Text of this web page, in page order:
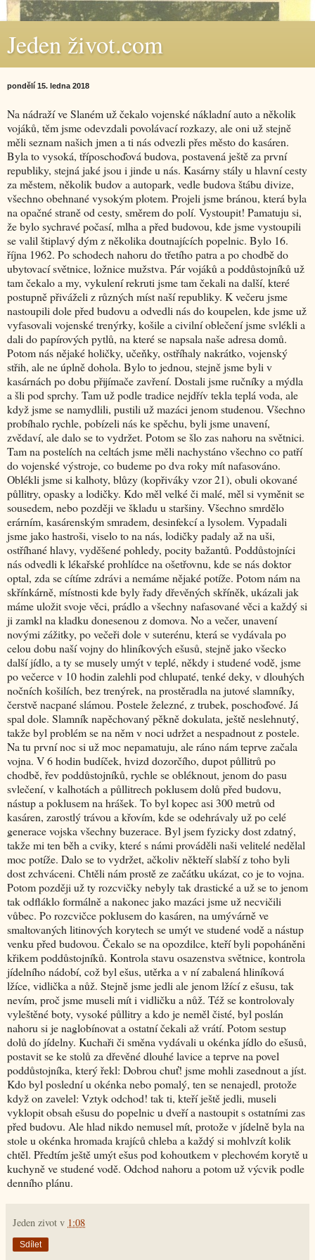
Jeden život.com
pondělí 15. ledna 2018
Na nádraží ve Slaném už čekalo vojenské nákladní auto a několik
vojáků, těm jsme odevzdali povolávací rozkazy, ale oni už stejně
měli seznam našich jmen a ti nás odvezli přes město do kasáren.
Byla to vysoká, tříposchoďová budova, postavená ještě za první
republiky, stejná jaké jsou i jinde u nás. Kasárny stály u hlavní cesty
za městem, několik budov a autopark, vedle budova štábu divize,
všechno obehnané vysokým plotem. Projeli jsme bránou, která byla
na opačné straně od cesty, směrem do polí. Vystoupit! Pamatuju si,
že bylo sychravé počasí, mlha a před budovou, kde jsme vystoupili
se valil štiplavý dým z několika doutnajících popelnic. Bylo 16.
října 1962. Po schodech nahoru do třetího patra a po chodbě do
ubytovací světnice, ložnice mužstva. Pár vojáků a poddůstojníků už
tam čekalo a my, vykulení rekruti jsme tam čekali na další, které
postupně přiváželi z různých míst naší republiky. K večeru jsme
nastoupili dole před budovu a odvedli nás do koupelen, kde jsme už
vyfasovali vojenské trenýrky, košile a civilní oblečení jsme svlékli a
dali do papírových pytlů, na které se napsala naše adresa domů.
Potom nás nějaké holičky, učeňky, ostříhaly nakrátko, vojenský
střih, ale ne úplně dohola. Bylo to jednou, stejně jsme byli v
kasárnách po dobu přijímače zavření. Dostali jsme ručníky a mýdla
a šli pod sprchy. Tam už podle tradice nejdřív tekla teplá voda, ale
když jsme se namydlili, pustili už mazáci jenom studenou. Všechno
probíhalo rychle, pobízeli nás ke spěchu, byli jsme unavení,
zvědaví, ale dalo se to vydržet. Potom se šlo zas nahoru na světnici.
Tam na postelích na celtách jsme měli nachystáno všechno co patří
do vojenské výstroje, co budeme po dva roky mít nafasováno.
Oblékli jsme si kalhoty, blůzy (kopřiváky vzor 21), obuli okované
půllitry, opasky a lodičky. Kdo měl velké či malé, měl si vyměnit se
sousedem, nebo později ve škladu u staršiny. Všechno smrdělo
erárním, kasárenským smradem, desinfekcí a lysolem. Vypadali
jsme jako hastroši, viselo to na nás, lodičky padaly až na uši,
ostříhané hlavy, vyděšené pohledy, pocity bažantů. Poddůstojníci
nás odvedli k lékařské prohlídce na ošetřovnu, kde se nás doktor
optal, zda se cítíme zdrávi a nemáme nějaké potíže. Potom nám na
skřínkárně, místnosti kde byly řady dřevěných skříněk, ukázali jak
máme uložit svoje věci, prádlo a všechny nafasované věci a každý si
ji zamkl na kladku donesenou z domova. No a večer, unavení
novými zážitky, po večeři dole v suterénu, která se vydávala po
celou dobu naší vojny do hliníkových ešusů, stejně jako všecko
další jídlo, a ty se musely umýt v teplé, někdy i studené vodě, jsme
po večerce v 10 hodin zalehli pod chlupaté, tenké deky, v dlouhých
nočních košilích, bez trenýrek, na prostěradla na jutové slamníky,
čerstvě nacpané slámou. Postele železné, z trubek, poschoďové. Já
spal dole. Slamník napěchovaný pěkně dokulata, ještě neslehnutý,
takže byl problém se na něm v noci udržet a nespadnout z postele.
Na tu první noc si už moc nepamatuju, ale ráno nám teprve začala
vojna. V 6 hodin budíček, hvizd dozorčího, dupot půllitrů po
chodbě, řev poddůstojníků, rychle se obléknout, jenom do pasu
svlečení, v kalhotách a půllitrech poklusem dolů před budovu,
nástup a poklusem na hrášek. To byl kopec asi 300 metrů od
kasáren, zarostlý trávou a křovím, kde se odehrávaly už po celé
generace vojska všechny buzerace. Byl jsem fyzicky dost zdatný,
takže mi ten běh a cviky, které s námi prováděli naši velitelé nedělal
moc potíže. Dalo se to vydržet, ačkoliv někteří slabší z toho byli
dost zchváceni. Chtěli nám prostě ze začátku ukázat, co je to vojna.
Potom později už ty rozcvičky nebyly tak drastické a už se to jenom
tak odfláklo formálně a nakonec jako mazáci jsme už necvičili
vůbec. Po rozcvičce poklusem do kasáren, na umývárně ve
smaltovaných litinových korytech se umýt ve studené vodě a nástup
venku před budovou. Čekalo se na opozdilce, kteří byli popoháněni
křikem poddůstojníků. Kontrola stavu osazenstva světnice, kontrola
jídelního nádobí, což byl ešus, utěrka a v ní zabalená hliníková
lžíce, vidlička a nůž. Stejně jsme jedli ale jenom lžící z ešusu, tak
nevím, proč jsme museli mít i vidličku a nůž. Též se kontrolovaly
vyleštěné boty, vysoké půllitry a kdo je neměl čisté, byl poslán
nahoru si je naglobínovat a ostatní čekali až vrátí. Potom sestup
dolů do jídelny. Kuchaři či směna vydávali u okénka jídlo do ešusů,
postavit se ke stolů za dřevěné dlouhé lavice a teprve na povel
poddůstojníka, který řekl: Dobrou chuť! jsme mohli zasednout a jíst.
Kdo byl poslední u okénka nebo pomalý, ten se nenajedl, protože
když on zavelel: Vztyk odchod! tak ti, kteří ještě jedli, museli
vyklopit obsah ešusu do popelnic u dveří a nastoupit s ostatními zas
před budovu. Ale hlad nikdo nemusel mít, protože v jídelně byla na
stole u okénka hromada krajíců chleba a každý si mohlvzít kolik
chtěl. Předtím ještě umýt ešus pod kohoutkem v plechovém korytě u
kuchyně ve studené vodě. Odchod nahoru a potom už výcvik podle
denního plánu.
Jeden zivot v 1:08
Sdílet